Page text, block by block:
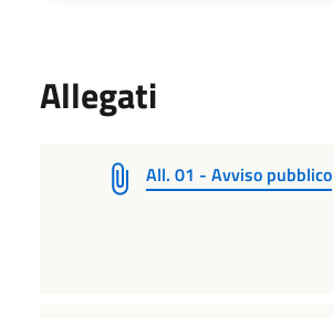
Allegati
All. 01 - Avviso pubblico